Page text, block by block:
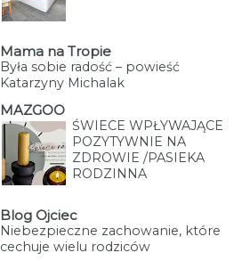
Mama na Tropie
Była sobie radość – powieść
Katarzyny Michalak
MAZGOO
ŚWIECE WPŁYWAJĄCE
POZYTYWNIE NA
ZDROWIE /PASIEKA
RODZINNA
Blog Ojciec
Niebezpieczne zachowanie, które
cechuje wielu rodziców